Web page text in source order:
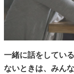
一緒に話をしてい
ないときは、みん